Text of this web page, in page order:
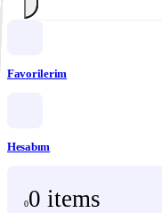
Favorilerim
Hesabım
00 items